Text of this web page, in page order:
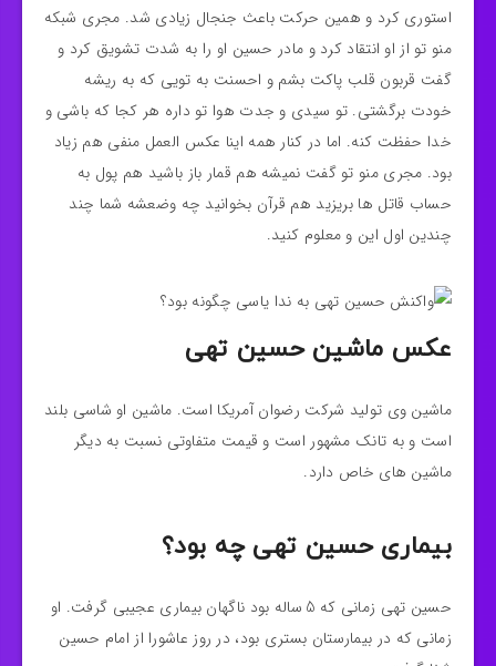
استوری کرد و همین حرکت باعث جنجال زیادی شد. مجری شبکه
منو تو از او انتقاد کرد و مادر حسین او را به شدت تشویق کرد و
گفت قربون قلب پاکت بشم و احسنت به تویی که به ریشه
خودت برگشتی. تو سیدی و جدت هوا تو داره هر کجا که باشی و
خدا حفظت کنه. اما در کنار همه اینا عکس العمل منفی هم زیاد
بود. مجری منو تو گفت نمیشه هم قمار باز باشید هم پول به
حساب قاتل ها بریزید هم قرآن بخوانید چه وضعشه شما چند
چندین اول این و معلوم کنید.
عکس ماشین حسین تهی
ماشین وی تولید شرکت رضوان آمریکا است. ماشین او شاسی بلند
است و به تانک مشهور است و قیمت متفاوتی نسبت به دیگر
ماشین های خاص دارد.
بیماری حسین تهی چه بود؟
حسین تهی زمانی که 5 ساله بود ناگهان بیماری عجیبی گرفت. او
زمانی که در بیمارستان بستری بود، در روز عاشورا از امام حسین